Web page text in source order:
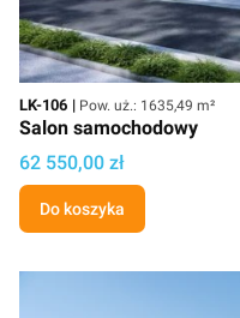
Kod
LK-106 Powierzchnia użytkowa
Pow. uż.: 1635,49 m²
Salon samochodowy
Cena
62 550,00 zł
Do koszyka